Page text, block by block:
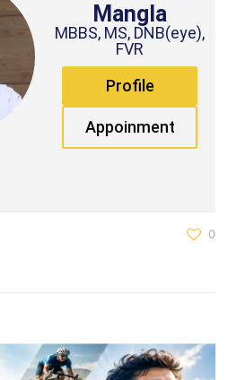
Mangla
MBBS, MS, DNB(eye),
FVR
Profile
Appoinment
0